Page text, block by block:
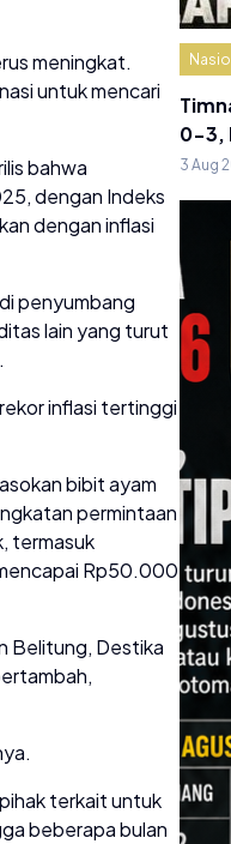
meningkat.
untuk mencari
bahwa
dengan Indeks
dengan inflasi
penyumbang
lain yang turut
inflasi tertinggi
bibit ayam
permintaan
termasuk
Rp50.000
Belitung, Destika
terkait untuk
beberapa bulan
0-3,
3 Aug